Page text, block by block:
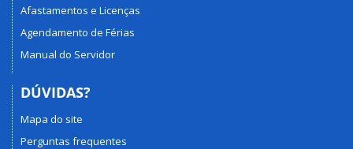
Afastamentos e Licenças
Agendamento de Férias
Manual do Servidor
DÚVIDAS?
Mapa do site
Perguntas frequentes